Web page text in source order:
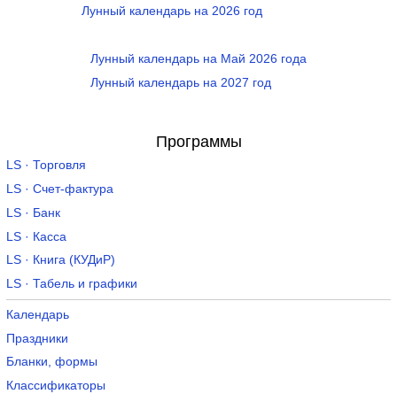
Лунный календарь на 2026 год
Лунный календарь на Май 2026 года
Лунный календарь на 2027 год
Программы
LS · Торговля
LS · Счет-фактура
LS · Банк
LS · Касса
LS · Книга (КУДиР)
LS · Табель и графики
Календарь
Праздники
Бланки, формы
Классификаторы